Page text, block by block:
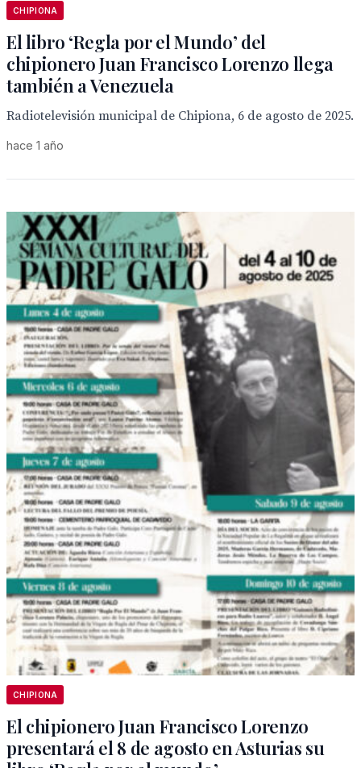
CHIPIONA
El libro ‘Regla por el Mundo’ del
chipionero Juan Francisco Lorenzo llega
también a Venezuela
Radiotelevisión municipal de Chipiona, 6 de agosto de 2025.
hace 1 año
CHIPIONA
El chipionero Juan Francisco Lorenzo
presentará el 8 de agosto en Asturias su